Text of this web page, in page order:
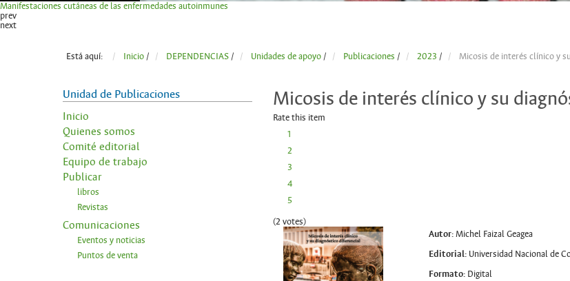
Manifestaciones cutáneas de las enfermedades autoinmunes
prev
next
Está aquí: Inicio / DEPENDENCIAS / Unidades de apoyo / Publicaciones / 2023 / Micosis de interés clínico y
Unidad de Publicaciones
Inicio
Quienes somos
Comité editorial
Equipo de trabajo
Publicar
libros
Revistas
Comunicaciones
Eventos y noticias
Puntos de venta
Micosis de interés clínico y su
Rate this item
1
2
3
4
5
(2 votes)
Autor:Michel Faizal Geagea
Editorial:Universidad Nacional de
Formato:Digital